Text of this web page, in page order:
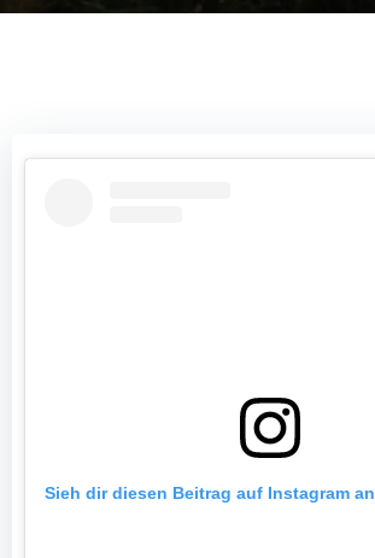
Sieh dir diesen Beitrag auf Instagram an